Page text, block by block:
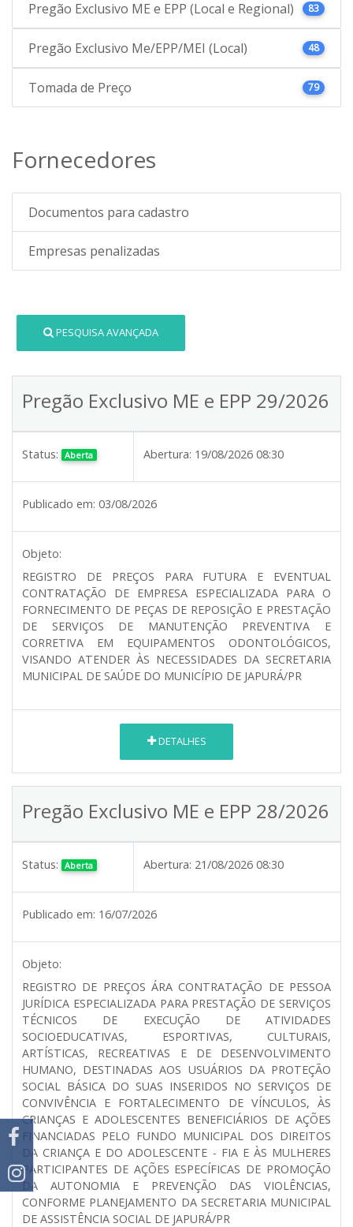
Pregão Exclusivo ME e EPP (Local e Regional) 83
Pregão Exclusivo Me/EPP/MEI (Local) 48
Tomada de Preço 79
Fornecedores
Documentos para cadastro
Empresas penalizadas
PESQUISA AVANÇADA
Pregão Exclusivo ME e EPP 29/2026
Status: Aberta Abertura: 19/08/2026 08:30
Publicado em: 03/08/2026
Objeto:
REGISTRO DE PREÇOS PARA FUTURA E EVENTUAL
CONTRATAÇÃO DE EMPRESA ESPECIALIZADA PARA O
FORNECIMENTO DE PEÇAS DE REPOSIÇÃO E PRESTAÇÃO
DE SERVIÇOS DE MANUTENÇÃO PREVENTIVA E
CORRETIVA EM EQUIPAMENTOS ODONTOLÓGICOS,
VISANDO ATENDER ÀS NECESSIDADES DA SECRETARIA
MUNICIPAL DE SAÚDE DO MUNICÍPIO DE JAPURÁ/PR
DETALHES
Pregão Exclusivo ME e EPP 28/2026
Status: Aberta Abertura: 21/08/2026 08:30
Publicado em: 16/07/2026
Objeto:
REGISTRO DE PREÇOS ÁRA CONTRATAÇÃO DE PESSOA
JURÍDICA ESPECIALIZADA PARA PRESTAÇÃO DE SERVIÇOS
TÉCNICOS DE EXECUÇÃO DE ATIVIDADES
SOCIOEDUCATIVAS, ESPORTIVAS, CULTURAIS,
ARTÍSTICAS, RECREATIVAS E DE DESENVOLVIMENTO
HUMANO, DESTINADAS AOS USUÁRIOS DA PROTEÇÃO
SOCIAL BÁSICA DO SUAS INSERIDOS NO SERVIÇOS DE
CONVIVÊNCIA E FORTALECIMENTO DE VÍNCULOS, ÀS
CRIANÇAS E ADOLESCENTES BENEFICIÁRIOS DE AÇÕES
FINANCIADAS PELO FUNDO MUNICIPAL DOS DIREITOS
DA CRIANÇA E DO ADOLESCENTE - FIA E ÀS MULHERES
PARTICIPANTES DE AÇÕES ESPECÍFICAS DE PROMOÇÃO
DA AUTONOMIA E PREVENÇÃO DAS VIOLÊNCIAS,
CONFORME PLANEJAMENTO DA SECRETARIA MUNICIPAL
DE ASSISTÊNCIA SOCIAL DE JAPURÁ/PR